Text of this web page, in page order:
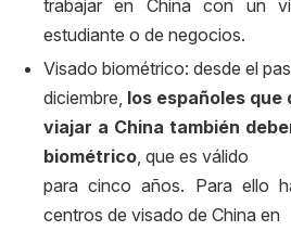
trabajar en China con un
estudiante o de negocios.
Visado biométrico: desde el
diciembre, los españoles que
viajar a China también
biométrico , que es válido
para cinco años. Para ello
centros de visado de China en